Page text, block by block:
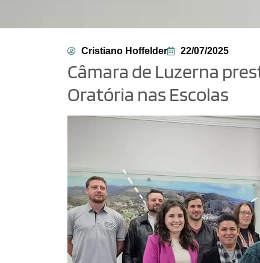
Cristiano Hoffelder 22/07/2025
Câmara de Luzerna
Oratória nas Escolas